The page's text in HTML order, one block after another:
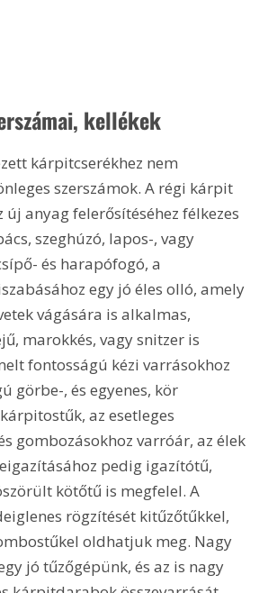
kellékek
kárpitcserékhez nem
szerszámok. A régi kárpit
új anyag felerősítéséhez félkezes
szeghúzó, lapos-, vagy
és harapófogó, a
egy jó éles olló, amely
vágására is alkalmas,
marokkés, vagy snitzer is
fontosságú kézi varrásokhoz
görbe-, és egyenes, kör
az esetleges
gombozásokhoz varróár, az élek
pedig igazítótű,
kötőtű is megfelel. A
rögzítését kitűzőtűkkel,
oldhatjuk meg. Nagy
jó tűzőgépünk, és az is nagy